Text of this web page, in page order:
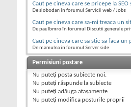
Caut pe cineva care se pricepe la
De slobodan în forumul Servicii web / Jobs
Caut pe cineva care sa-mi treaca un
De paulbmro în forumul Discutii generale
Caut pe cineva care sa stie sa faca
De mamulea în forumul Server side
Permisiuni postare
Nu puteţi posta subiecte noi.
Nu puteţi răspunde la subiecte
Nu puteţi adăuga ataşamente
Nu puteţi modifica posturile proprii